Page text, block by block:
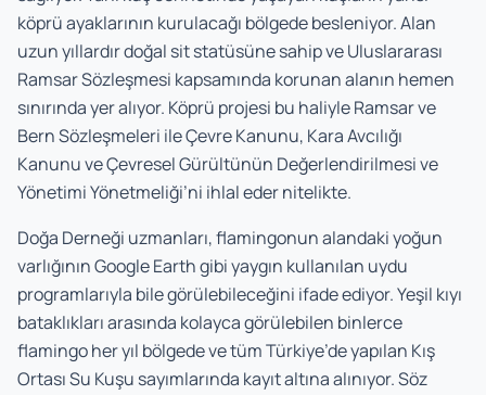
köprü ayaklarının kurulacağı bölgede besleniyor. Alan
uzun yıllardır doğal sit statüsüne sahip ve Uluslararası
Ramsar Sözleşmesi kapsamında korunan alanın hemen
sınırında yer alıyor. Köprü projesi bu haliyle Ramsar ve
Bern Sözleşmeleri ile Çevre Kanunu, Kara Avcılığı
Kanunu ve Çevresel Gürültünün Değerlendirilmesi ve
Yönetimi Yönetmeliği’ni ihlal eder nitelikte.
Doğa Derneği uzmanları, flamingonun alandaki yoğun
varlığının Google Earth gibi yaygın kullanılan uydu
programlarıyla bile görülebileceğini ifade ediyor. Yeşil kıyı
bataklıkları arasında kolayca görülebilen binlerce
flamingo her yıl bölgede ve tüm Türkiye’de yapılan Kış
Ortası Su Kuşu sayımlarında kayıt altına alınıyor. Söz